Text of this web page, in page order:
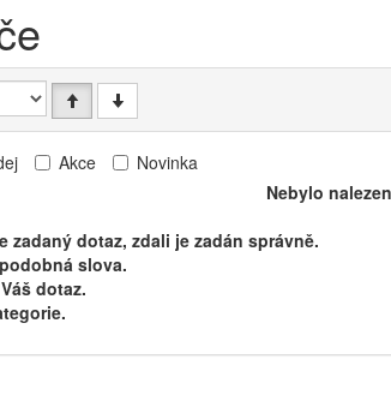
Akce
Novinka
Nebylo
zadaný dotaz, zdali je zadán správně.
slova.
dotaz.